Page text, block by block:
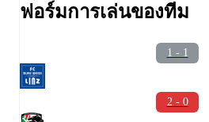
ฟอร์มการเล่นของทีม
1 - 1
2 - 0